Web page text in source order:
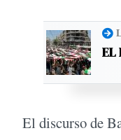
EL
El discurso de